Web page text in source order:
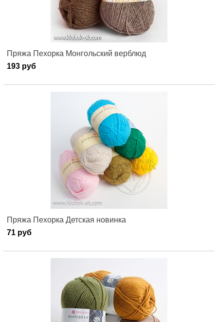
Пряжа Пехорка Монгольский верблюд
193 руб
Пряжа Пехорка Детская новинка
71 руб